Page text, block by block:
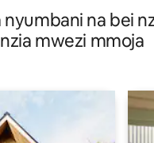
nyumbani na bei
mwezi mmoja